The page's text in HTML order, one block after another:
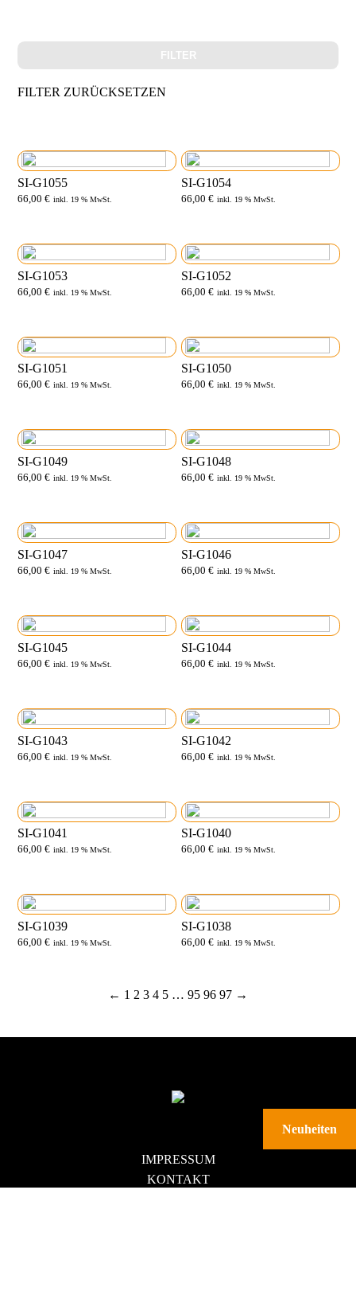
Neuheiten
FILTER
FILTER ZURÜCKSETZEN
SI-G1055
66,00€ inkl. 19 % MwSt.
SI-G1054
66,00€ inkl. 19 % MwSt.
SI-G1053
66,00€ inkl. 19 % MwSt.
SI-G1052
66,00€ inkl. 19 % MwSt.
SI-G1051
66,00€ inkl. 19 % MwSt.
SI-G1050
66,00€ inkl. 19 % MwSt.
SI-G1049
66,00€ inkl. 19 % MwSt.
SI-G1048
66,00€ inkl. 19 % MwSt.
SI-G1047
66,00€ inkl. 19 % MwSt.
SI-G1046
66,00€ inkl. 19 % MwSt.
SI-G1045
66,00€ inkl. 19 % MwSt.
SI-G1044
66,00€ inkl. 19 % MwSt.
SI-G1043
66,00€ inkl. 19 % MwSt.
SI-G1042
66,00€ inkl. 19 % MwSt.
SI-G1041
66,00€ inkl. 19 % MwSt.
SI-G1040
66,00€ inkl. 19 % MwSt.
SI-G1039
66,00€ inkl. 19 % MwSt.
SI-G1038
66,00€ inkl. 19 % MwSt.
← 1 2 3 4 5 … 95 96 97 →
IMPRESSUM
KONTAKT